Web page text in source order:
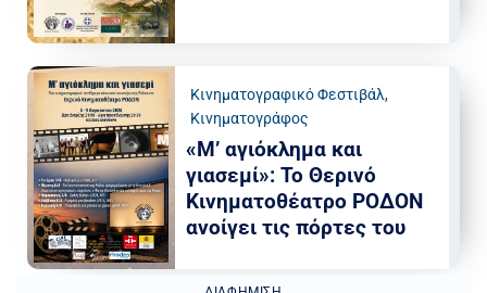
Κινηματογραφικό Φεστιβάλ,
Κινηματογράφος
«Μ’ αγιόκλημα και
γιασεμί»: Το Θερινό
Κινηματοθέατρο ΡΟΔΟΝ
ανοίγει τις πόρτες του